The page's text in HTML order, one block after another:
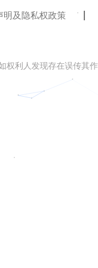
明及隐私权政策
权利人发现存在误传其